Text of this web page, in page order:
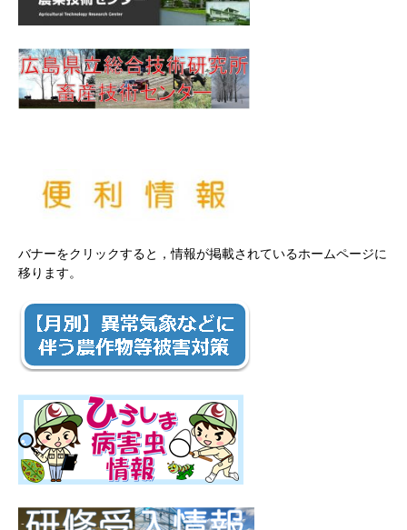
バナーをクリックすると，情報が掲載されているホームページに
移ります。